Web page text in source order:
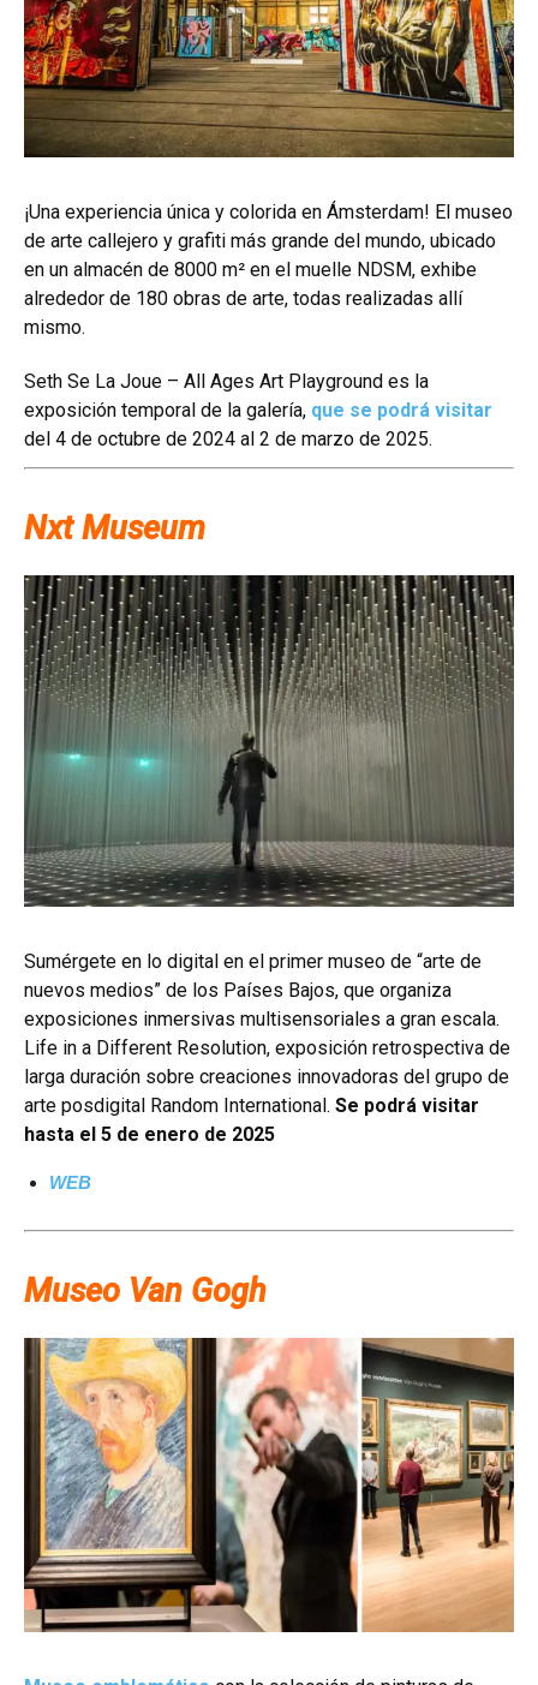
¡Una experiencia única y colorida en Ámsterdam! El museo
de arte callejero y grafiti más grande del mundo, ubicado
en un almacén de 8000 m² en el muelle NDSM, exhibe
alrededor de 180 obras de arte, todas realizadas allí
mismo.
Seth Se La Joue – All Ages Art Playground es la
exposición temporal de la galería, que se podrá visitar
del 4 de octubre de 2024 al 2 de marzo de 2025.
Nxt Museum
Sumérgete en lo digital en el primer museo de “arte de
nuevos medios” de los Países Bajos, que organiza
exposiciones inmersivas multisensoriales a gran escala.
Life in a Different Resolution, exposición retrospectiva de
larga duración sobre creaciones innovadoras del grupo de
arte posdigital Random International. Se podrá visitar
hasta el 5 de enero de 2025
WEB
Museo Van Gogh